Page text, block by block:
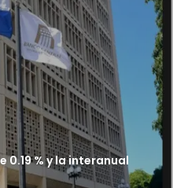
0.19 % y la interanual